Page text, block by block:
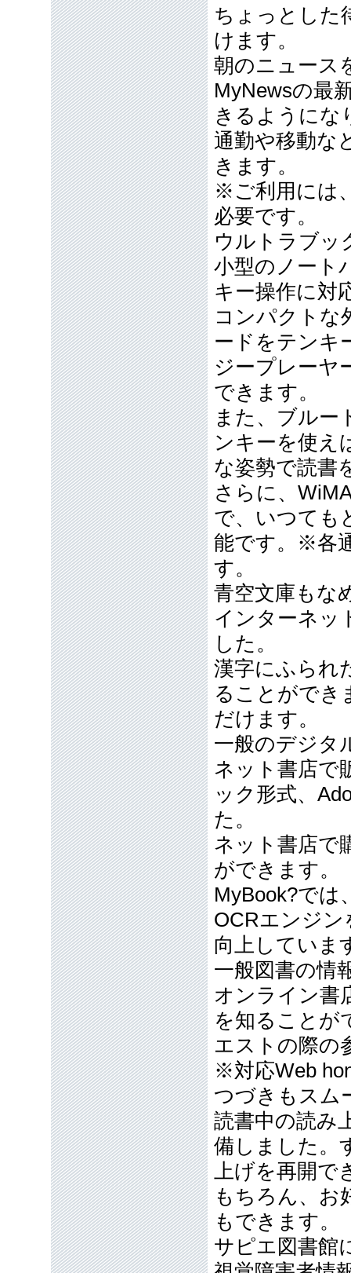
ちょっとした
けます。
朝のニュース
MyNewsの最
きるようにな
通勤や移動な
きます。
※ご利用には
必要です。
ウルトラブッ
小型のノート
キー操作に対
コンパクトな
ードをテンキ
ジープレーヤ
できます。
また、ブルー
ンキーを使え
な姿勢で読書
さらに、
で、いつても
能です。※各
す。
青空文庫もな
インターネッ
した。
漢字にふられ
ることができ
だけます。
一般のデジタ
ネット書店で
ック形式、
た。
ネット書店で
ができます。
MyBook?では
OCRエンジン
向上していま
一般図書の情
オンライン書
を知ることが
エストの際の
※対応Web
つづきもスム
読書中の読み
備しました。
上げを再開
もちろん、お
もできます。
サピエ図書館